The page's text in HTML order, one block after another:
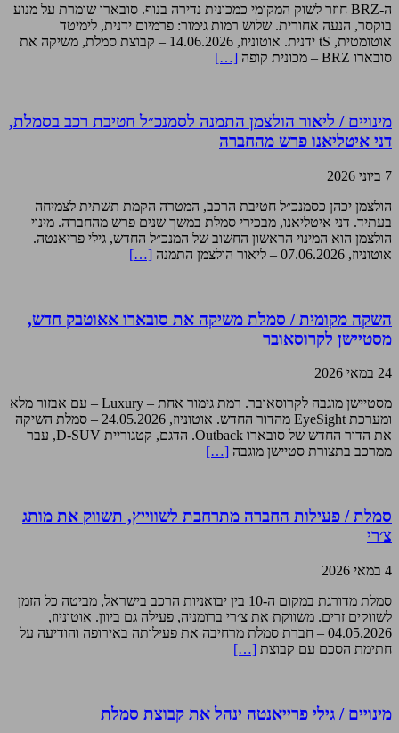
ה-BRZ חוזר לשוק המקומי כמכונית נדירה בנוף. סובארו שומרת על מנוע
בוקסר, הנעה אחורית. שלוש רמות גימור: פרמיום ידנית, לימיטד
אוטומטית, tS ידנית. אוטוניוז, 14.06.2026 – קבוצת סמלת, משיקה את
סובארו BRZ – מכונית קופה
[…]
מינויים / ליאור הולצמן התמנה לסמנכ״ל חטיבת רכב בסמלת,
דני איטליאנו פרש מהחברה
7 ביוני 2026
הולצמן יכהן כסמנכ״ל חטיבת הרכב, המטרה הקמת תשתית לצמיחה
בעתיד. דני איטליאנו, מבכירי סמלת במשך שנים פרש מהחברה. מינוי
הולצמן הוא המינוי הראשון החשוב של המנכ״ל החדש, גילי פריאנטה.
אוטוניוז, 07.06.2026 – ליאור הולצמן התמנה
[…]
השקה מקומית / סמלת משיקה את סובארו אאוטבק חדש,
מסטיישן לקרוסאובר
24 במאי 2026
מסטיישן מוגבה לקרוסאובר. רמת גימור אחת – Luxury – עם אבזור מלא
ומערכת EyeSight מהדור החדש. אוטוניוז, 24.05.2026 – סמלת השיקה
את הדור החדש של סובארו Outback. הדגם, קטגוריית D-SUV, עבר
ממרכב בתצורת סטיישן מוגבה […]
סמלת / פעילות החברה מתרחבת לשווייץ, תשווק את מותג
צ׳רי
4 במאי 2026
סמלת מדורגת במקום ה-10 בין יבואניות הרכב בישראל, מביטה כל הזמן
לשווקים זרים. משווקת את צ׳רי ברומניה, פעילה גם ביוון. אוטוניוז,
04.05.2026 – חברת סמלת מרחיבה את פעילותה באירופה והודיעה על
חתימת הסכם עם קבוצת […]
מינויים / גילי פרייאנטה ינהל את קבוצת סמלת